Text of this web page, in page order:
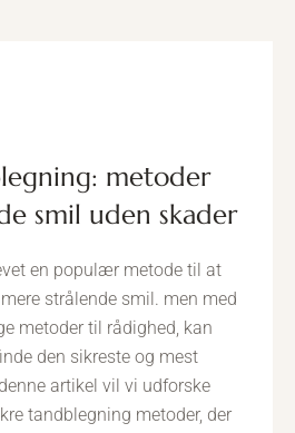
smil uden skader
en populær metode til at
strålende smil. men med
metoder til rådighed, kan
den sikreste og mest
artikel vil vi udforske
tandblegning metoder, der